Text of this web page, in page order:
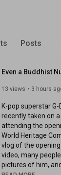
Posts
13 views 3 hours
K-pop superstar
recently taken on a
attending the
World Heritage
vlog of the
video, many
pictures of him,